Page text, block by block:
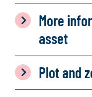
More
asset
Plot and